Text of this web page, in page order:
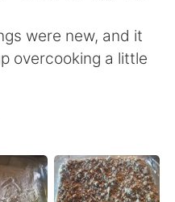
were new, and it
overcooking a little